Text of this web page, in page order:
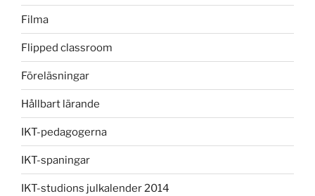
Filma
Flipped classroom
Föreläsningar
Hållbart lärande
IKT-pedagogerna
IKT-spaningar
IKT-studions julkalender 2014